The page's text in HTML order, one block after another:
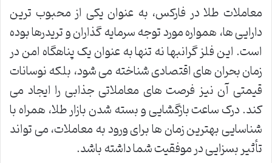
معاملات طلا در فارکس، به عنوان یکی از محبوب ترین
دارایی ها، همواره مورد توجه سرمایه گذاران و تریدرها بوده
است. این فلز گرانبها نه تنها به عنوان یک پناهگاه امن در
زمان بحران های اقتصادی شناخته می شود، بلکه نوسانات
قیمتی آن نیز فرصت های معاملاتی جذابی را ایجاد می
کند. درک ساعت بازگشایی و بسته شدن بازار طلا، همراه با
شناسایی بهترین زمان ها برای ورود به معاملات، می تواند
تأثیر بسزایی در موفقیت شما داشته باشد.